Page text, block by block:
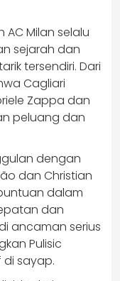
Milan selalu
sejarah dan
tersendiri. Dari
Cagliari
Zappa dan
peluang dan
dengan
dan Christian
dalam
dan
ancaman serius
Pulisic
sayap.